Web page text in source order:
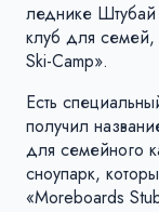
леднике
клуб для семей,
Ski-Camp».
Есть
получил
для семейного
сноупарк,
«Moreboards